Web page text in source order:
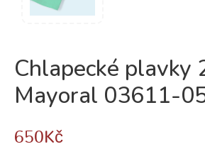
Chlapecké plavky
Mayoral 03611-
650Kč